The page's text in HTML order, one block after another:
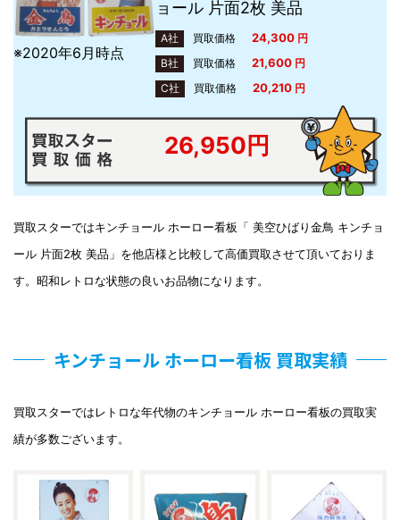
ョール 片面2枚 美品
A社 買取価格 24,300円
B社
買取価格 21,600円
C社
買取価格 20,210 円
※2020年6月時点
26,950円
買取スターではキンチョール ホーロー看板「 美空ひばり金鳥 キンチョ
ール 片面2枚 美品」を他店様と比較して高価買取させて頂いておりま
す。昭和レトロな状態の良いお品物になります。
キンチョール ホーロー看板 買取実績
買取スターではレトロな年代物のキンチョール ホーロー看板の買取実
績が多数ございます。